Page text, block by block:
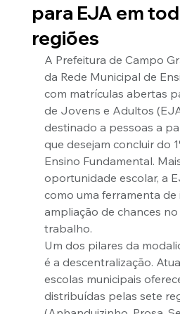
para EJA em
regiões
A Prefeitura de Campo
da Rede Municipal de
com matrículas abertas
de Jovens e Adultos
destinado a pessoas a
que desejam concluir do
Ensino Fundamental.
oportunidade escolar, a
como uma ferramenta de
ampliação de chances
trabalho.
Um dos pilares da
é a descentralização.
escolas municipais
distribuídas pelas sete